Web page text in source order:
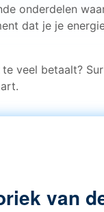
onderdelen
dat je je
veel betaalt?
van